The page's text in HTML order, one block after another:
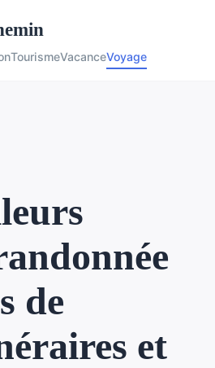
TourismeVacanceVoyage
de
et